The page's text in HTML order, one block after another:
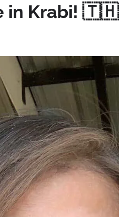
in Krabi! 🇹🇭